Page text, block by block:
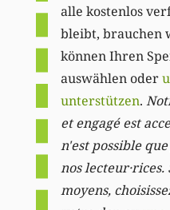
alle kostenlos
bleibt, brauchen
können Ihren
auswählen oder
unterstützen.
et engagé est
n'est possible
nos lecteur·rices.
moyens,